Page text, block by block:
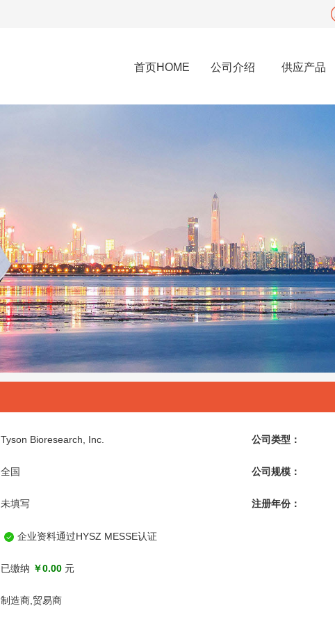
首页HOME 公司介绍 供应产品
Tyson Bioresearch, Inc. 公司类型：
全国 公司规模：
未填写 注册年份：
企业资料通过HYSZ MESSE认证
已缴纳 ￥0.00 元
制造商,贸易商